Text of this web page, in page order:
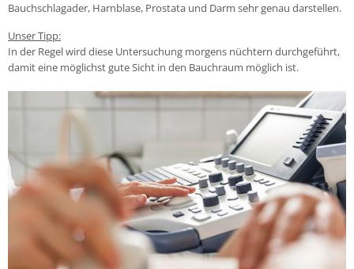
Bauchschlagader, Harnblase, Prostata und Darm sehr genau darstellen.
Unser Tipp:
In der Regel wird diese Untersuchung morgens nüchtern durchgeführt,
damit eine möglichst gute Sicht in den Bauchraum möglich ist.